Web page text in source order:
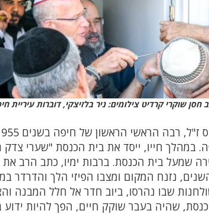
שוקרי קרדיט צילומים: ניר בלזיצקי, דוברות עיריית
במהלך חייו, ייסד את בית הכנסת "שערי צדק
בדירה שמעל בית הכנסת. ברבות ימיו, כתב הרב
נזנח המקום ומצבו הפיזי הלך והדרדר
שבו נהרסו, ביוב חדר אל חלל המבנה
שהיה בעבר שוקק חיים, הפך להיות